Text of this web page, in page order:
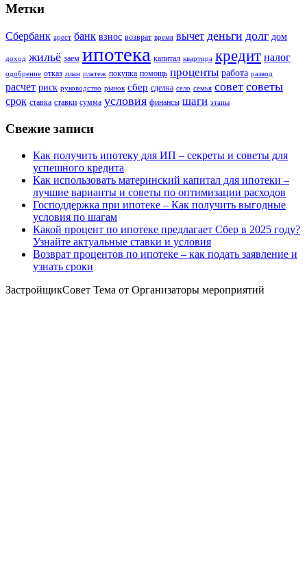
Метки
Сбербанк арест банк взнос возврат время вычет деньги долг дом
доход жильё заем ипотека капитал квартира кредит налог
одобрение отказ план платеж покупка помощь проценты работа развод
расчет риск руководство рынок сбер сделка село семья совет советы
срок ставка ставки сумма условия финансы шаги этапы
Свежие записи
Как получить ипотеку для ИП – секреты и советы для
успешного кредита
Как использовать материнский капитал для ипотеки –
лучшие варианты и советы по оптимизации расходов
Господдержка при ипотеке – Как получить выгодные
условия по шагам
Какой процент по ипотеке предлагает Сбер в 2025 году?
Узнайте актуальные ставки и условия
Возврат процентов по ипотеке – как подать заявление и
узнать сроки
ЗастройщикСовет Тема от Организаторы мероприятий